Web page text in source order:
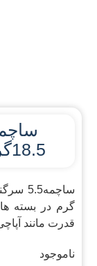
18.5گرین Jaguvar BULLET
قدرت مانند آپاچی 1350 ، آپاچی 1300 ، رنجر
ناموجود